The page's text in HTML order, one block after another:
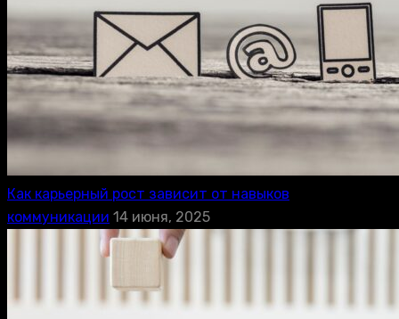
Как карьерный рост зависит от навыков
коммуникации 14 июня, 2025